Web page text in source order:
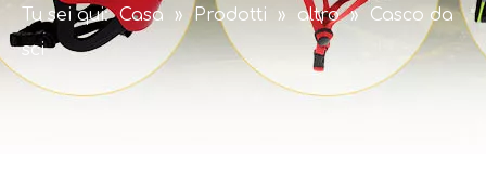
Tu sei qui: Casa » Prodotti » altro »
Casco da
sci